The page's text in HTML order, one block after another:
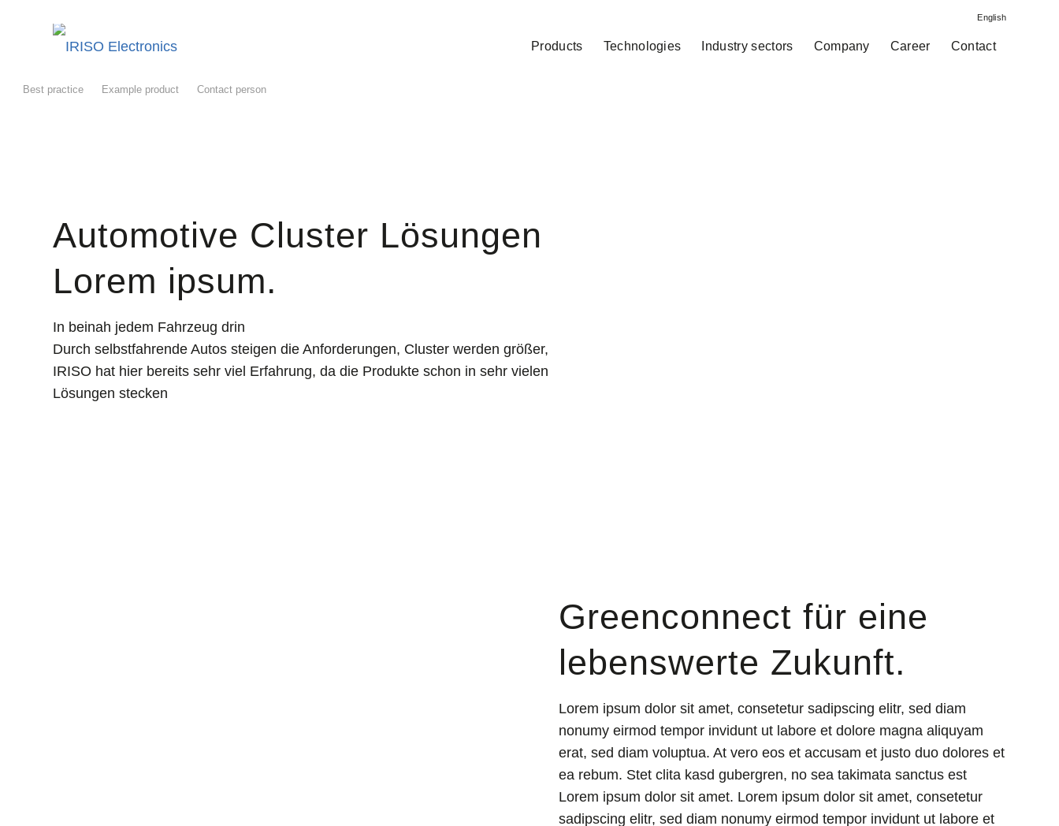
English
Products Technologies Industry sectors Company Career Contact
Best practice Example product Contact person
Automotive Cluster Lösungen
Lorem ipsum.
In beinah jedem Fahrzeug drin
Durch selbstfahrende Autos steigen die Anforderungen, Cluster werden größer,
IRISO hat hier bereits sehr viel Erfahrung, da die Produkte schon in sehr vielen
Lösungen stecken
Greenconnect für eine
lebenswerte Zukunft.
Lorem ipsum dolor sit amet, consetetur sadipscing elitr, sed diam
nonumy eirmod tempor invidunt ut labore et dolore magna aliquyam
erat, sed diam voluptua. At vero eos et accusam et justo duo dolores et
ea rebum. Stet clita kasd gubergren, no sea takimata sanctus est
Lorem ipsum dolor sit amet. Lorem ipsum dolor sit amet, consetetur
sadipscing elitr, sed diam nonumy eirmod tempor invidunt ut labore et